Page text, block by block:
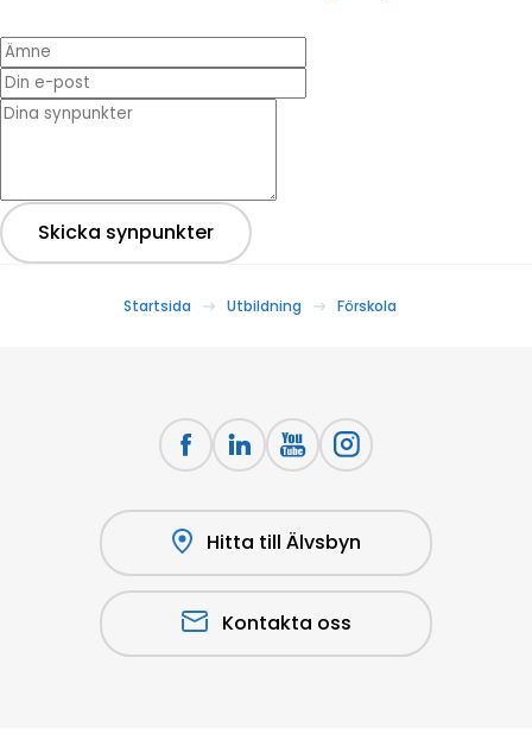
Ämne
Din e-post
* Dina synpunkter
Skicka synpunkter
Startsida Utbildning Förskola
Hitta till Älvsbyn
Kontakta oss